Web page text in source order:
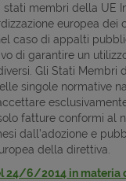
membri della UE
europea dei
caso di appalti
di garantire un
Gli Stati Membri
singole normative
fatture conformi al
dall’adozione e
della direttiva.
24/6/2014 in materia